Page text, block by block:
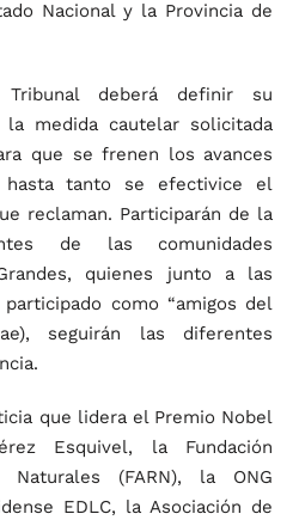
Nacional y la Provincia de
deberá definir su
la medida cautelar solicitada
que se frenen los avances
hasta tanto se efectivice el
reclaman. Participarán de la
de las comunidades
quienes junto a las
como “amigos del
seguirán las diferentes
que lidera el Premio Nobel
Esquivel, la Fundación
(FARN), la ONG
EDLC, la Asociación de